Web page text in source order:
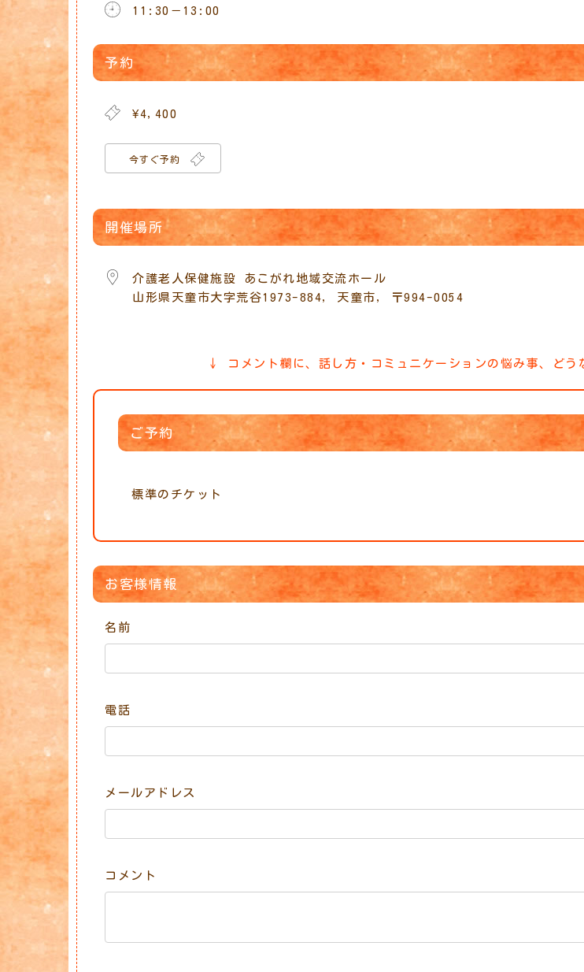
11:30－13:00
Download ICSGoogle Calendar
iCalendarOffice 365Outlook Live
予約
¥4,400
今すぐ予約
開催場所
介護老人保健施設 あこがれ地域交流ホール
山形県天童市大字荒谷1973-884, 天童市, 〒994-0054
↓ コメント欄に、話し方・コミュニケーションの悩み事、ど
ご予約
標準のチケット
お客様情報
名前
電話
メールアドレス
コメント